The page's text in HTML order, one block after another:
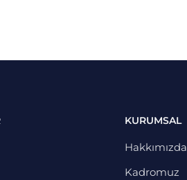
KURUMSAL
Hakkımızda
Kadromuz